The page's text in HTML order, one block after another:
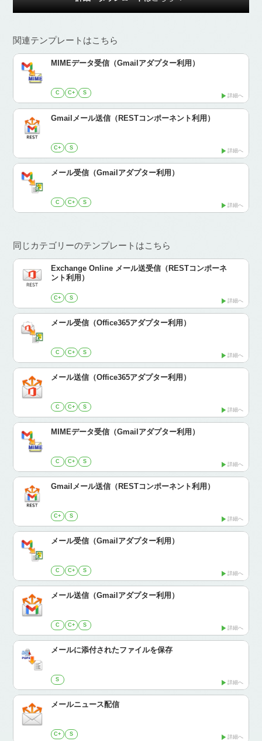
関連テンプレートはこちら
MIMEデータ受信（Gmailアダプター利用）
C C+ S 詳細へ
Gmailメール送信（RESTコンポーネント利用）
C+ S 詳細へ
メール受信（Gmailアダプター利用）
C C+ S 詳細へ
同じカテゴリーのテンプレートはこちら
Exchange Online メール送受信（RESTコンポーネ
ント利用）
C+ S 詳細へ
メール受信（Office365アダプター利用）
C C+ S 詳細へ
メール送信（Office365アダプター利用）
C C+ S 詳細へ
MIMEデータ受信（Gmailアダプター利用）
C C+ S 詳細へ
Gmailメール送信（RESTコンポーネント利用）
C+ S 詳細へ
メール受信（Gmailアダプター利用）
C C+ S 詳細へ
メール送信（Gmailアダプター利用）
C C+ S 詳細へ
メールに添付されたファイルを保存
S 詳細へ
メールニュース配信
C+ S 詳細へ